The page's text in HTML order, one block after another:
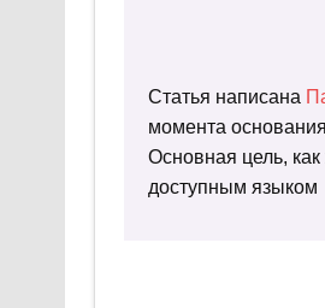
Статья написана
момента
Основная цель,
доступным языком